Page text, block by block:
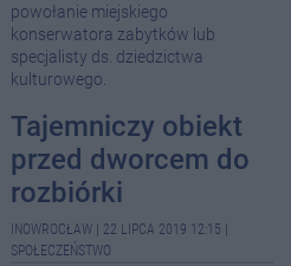
powołanie miejskiego
konserwatora zabytków lub
specjalisty ds. dziedzictwa
kulturowego.
Tajemniczy obiekt
przed dworcem do
rozbiórki
INOWROCŁAW 22 LIPCA 2019 12:15
SPOŁECZEŃSTWO